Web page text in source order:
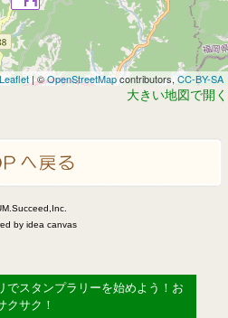
Leaflet | ©OpenStreetMapcontributors, CC-BY-SA
大きい地図で開く
by idea canvas
でスタンプラリーを始めよう！お
クサク！